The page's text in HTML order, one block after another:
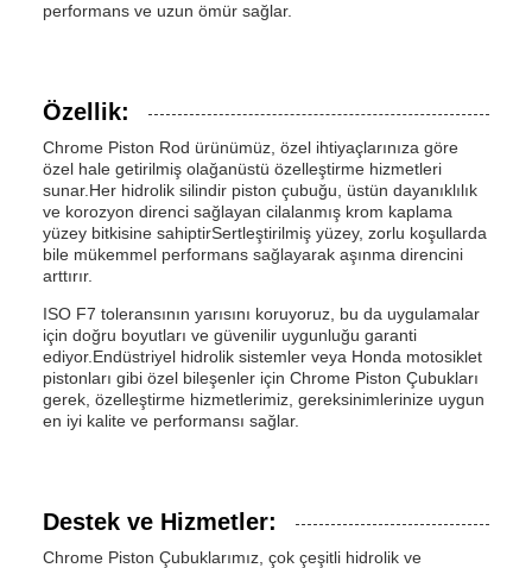
performans ve uzun ömür sağlar.
Özellik:
Chrome Piston Rod ürünümüz, özel ihtiyaçlarınıza göre
özel hale getirilmiş olağanüstü özelleştirme hizmetleri
sunar.Her hidrolik silindir piston çubuğu, üstün dayanıklılık
ve korozyon direnci sağlayan cilalanmış krom kaplama
yüzey bitkisine sahiptirSertleştirilmiş yüzey, zorlu koşullarda
bile mükemmel performans sağlayarak aşınma direncini
arttırır.
ISO F7 toleransının yarısını koruyoruz, bu da uygulamalar
için doğru boyutları ve güvenilir uygunluğu garanti
ediyor.Endüstriyel hidrolik sistemler veya Honda motosiklet
pistonları gibi özel bileşenler için Chrome Piston Çubukları
gerek, özelleştirme hizmetlerimiz, gereksinimlerinize uygun
en iyi kalite ve performansı sağlar.
Destek ve Hizmetler:
Chrome Piston Çubuklarımız, çok çeşitli hidrolik ve